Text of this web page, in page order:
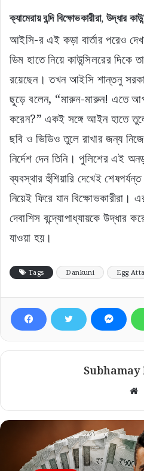
ক্যামেরায় বন্দি বিক্ষোভকারীরা, উদ্ধার
আইসি-র এই কড়া বার্তার পরেও
ডিম হাতে নিয়ে কাউন্সিলরের দিকে
রয়েছেন। তখন আইসি শান্তনু সরকার
ছুড়ে বলেন, “মারুন-মারুন! এতে
করেন?” একই সঙ্গে আইন হাতে
ছবি ও ভিডিও তুলে রাখার জন্য
নির্দেশ দেন তিনি। পুলিশের এই
ব্যবস্থার হুঁশিয়ারি দেখেই
নিয়েই ফিরে যান বিক্ষোভকারীরা।
দেবাশিস বন্দ্যোপাধ্যায়কে উদ্ধার
যাওয়া হয়।
Tags Dankuni Egg